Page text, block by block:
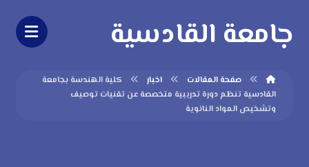
جامعة القادسية
صفحة المقالات اخبار
كلية الهندسة بجامعة
القادسية تنظم دورة تدريبية متخصصة عن تقنيات توصيف
وتشخيص المواد النانوية